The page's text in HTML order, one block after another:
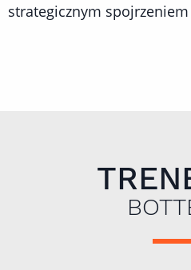
strategicznym